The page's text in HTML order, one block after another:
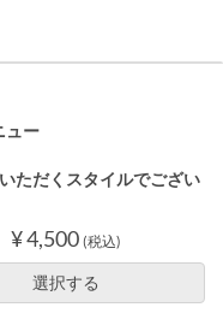
ュー
ただくスタイルでござい
¥ 4,500 (税込)
選択する